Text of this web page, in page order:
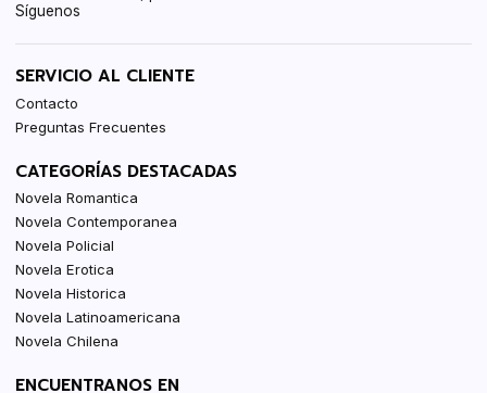
Síguenos
SERVICIO AL CLIENTE
Contacto
Preguntas Frecuentes
CATEGORÍAS DESTACADAS
Novela Romantica
Novela Contemporanea
Novela Policial
Novela Erotica
Novela Historica
Novela Latinoamericana
Novela Chilena
ENCUENTRANOS EN